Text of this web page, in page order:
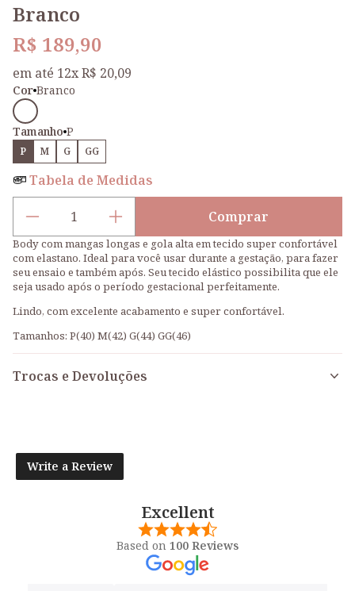
Branco
R$ 189,90
em até 12x R$ 20,09
Cor Branco
Cor
Tamanho P
P M G GG
Tabela de Medidas
Comprar
Body Gola Alta e
Body com mangas longas e gola alta em tecido super confortável
com elastano. Ideal para você usar durante a gestação, para fazer
seu ensaio e também após. Seu tecido elástico possibilita que ele
seja usado após o período gestacional perfeitamente.
Lindo, com excelente acabamento e super confortável.
Tamanhos: P(40) M(42) G(44) GG(46)
Trocas e Devoluções
Write a Review
Excellent
Based on 100 Reviews